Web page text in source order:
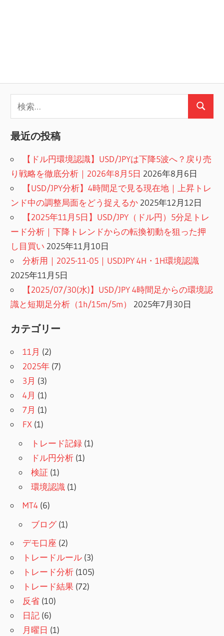
検
最近の投稿
【ドル円環境認識】USD/JPYは下降5波へ？戻り売
り戦略を徹底分析｜2026年8月5日 2026年8月6日
【USD/JPY分析】4時間足で見る現在地｜上昇トレ
ンド中の調整局面をどう捉えるか 2025年12月12日
【2025年11月5日】USD/JPY（ドル円）5分足トレ
ード分析｜下降トレンドからの転換初動を狙った押
し目買い 2025年11月10日
分析用｜2025-11-05｜USDJPY 4H・1H環境認識
2025年11月5日
【2025/07/30(水)】USD/JPY 4時間足からの環境認
識と短期足分析（1h/15m/5m）
2025年7月30日
カテゴリー
11月 (2)
2025年 (7)
3月 (3)
4月 (1)
7月 (1)
FX (1)
トレード記録 (1)
ドル円分析 (1)
検証 (1)
環境認識 (1)
MT4 (6)
ブログ(1)
デモ口座 (2)
トレードルール (3)
トレード分析 (105)
トレード結果 (72)
反省 (10)
日記 (6)
月曜日 (1)